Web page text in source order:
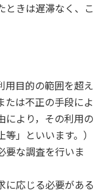
ときは遅滞なく、こ
用目的の範囲を超え
たは不正の手段によ
により，その利用の
」といいます。）
要な調査を行いま
に応じる必要がある